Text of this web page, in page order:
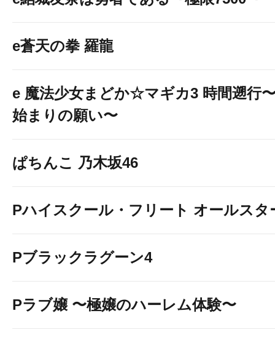
e蒼天の拳 羅龍
e 魔法少女まどか☆マギカ3 時間遡行
始まりの願い〜
ぱちんこ 乃木坂46
Pハイスクール・フリート オールスタ
Pブラックラグーン4
Pラブ嬢 〜極嬢のハーレム体験〜